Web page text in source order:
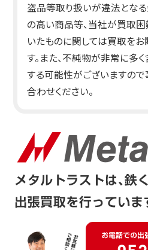
盗品等取り扱いが違法となる
の高い商品等、当社が買取
いたものに関しては買取を
す。また、不純物が非常に多
する可能性がございますの
合わせください。